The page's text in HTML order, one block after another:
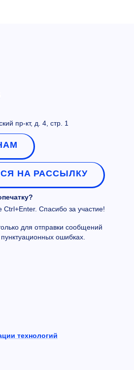
пр-кт, д. 4, стр. 1
НА РАССЫЛКУ
Спасибо за участие!
для отправки сообщений
ошибках.
технологий